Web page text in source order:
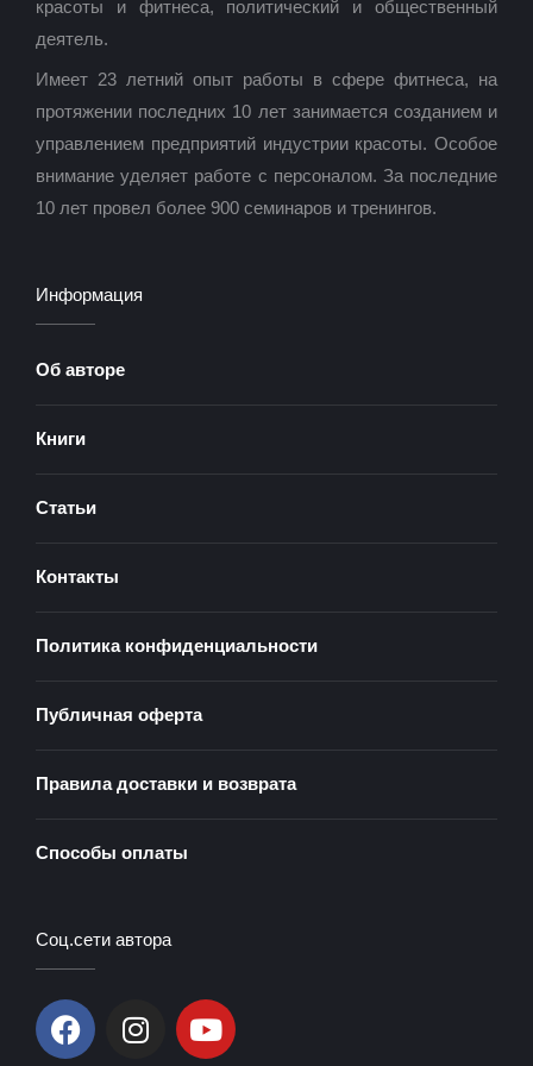
красоты и фитнеса, политический и общественный
деятель.
Имеет 23 летний опыт работы в сфере фитнеса, на
протяжении последних 10 лет занимается созданием и
управлением предприятий индустрии красоты. Особое
внимание уделяет работе с персоналом. За последние
10 лет провел более 900 семинаров и тренингов.
Информация
Об авторе
Книги
Статьи
Контакты
Политика конфиденциальности
Публичная оферта
Правила доставки и возврата
Способы оплаты
Соц.сети автора
F
a
I
n
Y
o